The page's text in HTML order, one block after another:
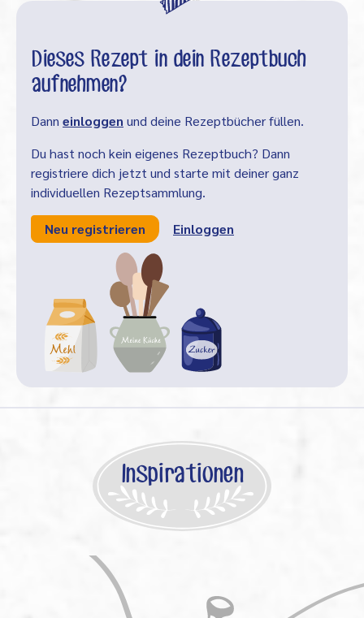
Dieses Rezept in dein Rezeptbuch
aufnehmen?
Dann einloggen und deine Rezeptbücher füllen.
Du hast noch kein eigenes Rezeptbuch? Dann
registriere dich jetzt und starte mit deiner ganz
individuellen Rezeptsammlung.
Neu registrieren Einloggen
Inspirationen